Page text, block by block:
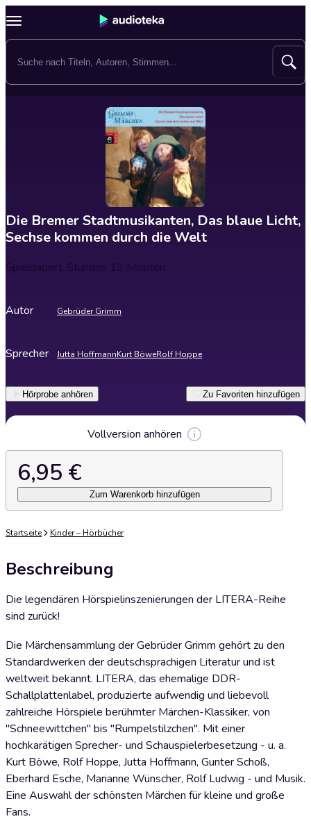
Die Bremer Stadtmusikanten, Das blaue Licht,
Sechse kommen durch die Welt
Spieldauer1 Stunden 13 Minuten
Autor Gebrüder Grimm
Sprecher Jutta HoffmannKurt BöweRolf Hoppe
Hörprobe anhören Zu Favoriten hinzufügen
Vollversion anhören
6,95 €
Zum Warenkorb hinzufügen
Startseite Kinder – Hörbücher
Beschreibung
Die legendären Hörspielinszenierungen der LITERA-Reihe
sind zurück!
Die Märchensammlung der Gebrüder Grimm gehört zu den
Standardwerken der deutschsprachigen Literatur und ist
weltweit bekannt. LITERA, das ehemalige DDR-
Schallplattenlabel, produzierte aufwendig und liebevoll
zahlreiche Hörspiele berühmter Märchen-Klassiker, von
"Schneewittchen" bis "Rumpelstilzchen". Mit einer
hochkarätigen Sprecher- und Schauspielerbesetzung - u. a.
Kurt Böwe, Rolf Hoppe, Jutta Hoffmann, Gunter Schoß,
Eberhard Esche, Marianne Wünscher, Rolf Ludwig - und Musik.
Eine Auswahl der schönsten Märchen für kleine und große
Fans.